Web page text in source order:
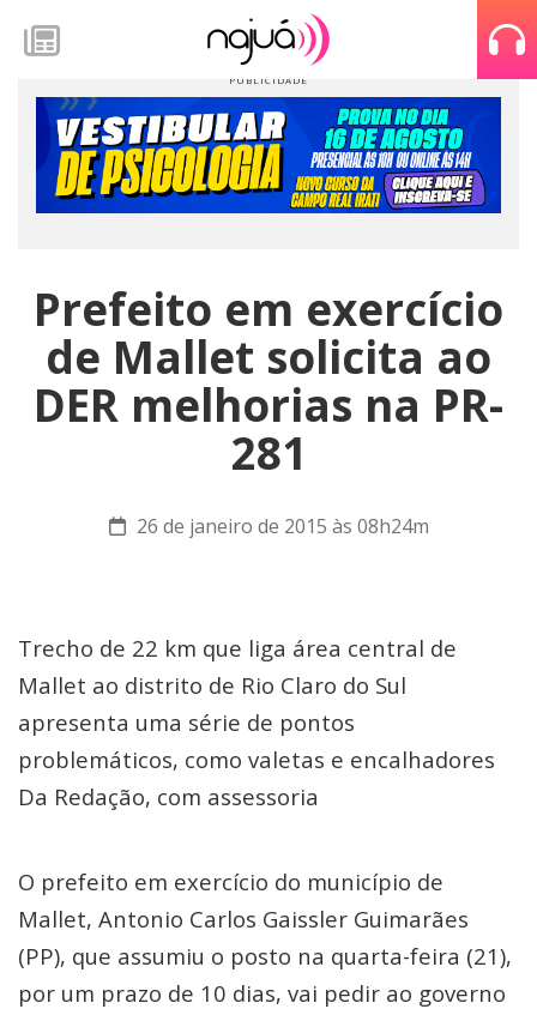
Prefeito em exercício
de Mallet solicita ao
DER melhorias na PR-
281
26 de janeiro de 2015 às 08h24m
Trecho de 22 km que liga área central de
Mallet ao distrito de Rio Claro do Sul
apresenta uma série de pontos
problemáticos, como valetas e encalhadores
Da Redação, com assessoria
O prefeito em exercício do município de
Mallet, Antonio Carlos Gaissler Guimarães
(PP), que assumiu o posto na quarta-feira (21),
por um prazo de 10 dias, vai pedir ao governo